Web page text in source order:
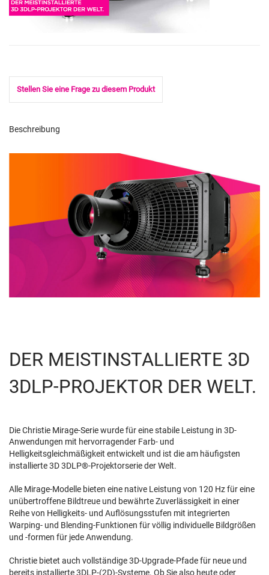
Stellen Sie eine Frage zu diesem Produkt
Beschreibung
DER MEISTINSTALLIERTE 3D
3DLP-PROJEKTOR DER WELT.
Die Christie Mirage-Serie wurde für eine stabile Leistung in 3D-
Anwendungen mit hervorragender Farb- und
Helligkeitsgleichmäßigkeit entwickelt und ist die am häufigsten
installierte 3D 3DLP®-Projektorserie der Welt.
Alle Mirage-Modelle bieten eine native Leistung von 120 Hz für eine
unübertroffene Bildtreue und bewährte Zuverlässigkeit in einer
Reihe von Helligkeits- und Auflösungsstufen mit integrierten
Warping- und Blending-Funktionen für völlig individuelle Bildgrößen
und -formen für jede Anwendung.
Christie bietet auch vollständige 3D-Upgrade-Pfade für neue und
bereits installierte 3DLP-(2D)-Systeme. Ob Sie also heute oder